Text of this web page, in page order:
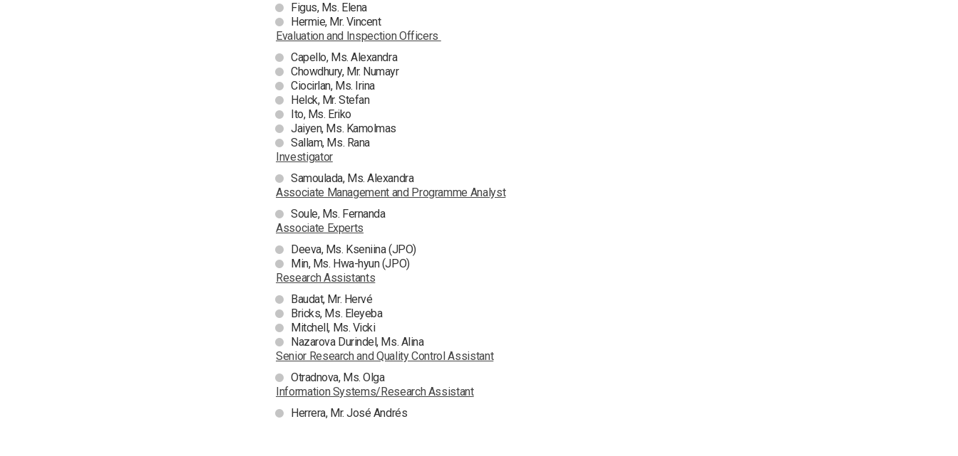
Figus, Ms. Elena
Hermie, Mr. Vincent
Evaluation and Inspection Officers
Capello, Ms. Alexandra
Chowdhury, Mr. Numayr
Ciocirlan, Ms. Irina
Helck, Mr. Stefan
Ito, Ms. Eriko
Jaiyen, Ms. Kamolmas
Sallam, Ms. Rana
Investigator
Samoulada, Ms. Alexandra
Associate Management and Programme Analyst
Soule, Ms. Fernanda
Associate Experts
Deeva, Ms. Kseniina (JPO)
Min, Ms. Hwa-hyun (JPO)
Research Assistants
Baudat, Mr. Hervé
Bricks, Ms. Eleyeba
Mitchell, Ms. Vicki
Nazarova Durindel, Ms. Alina
Senior Research and Quality Control Assistant
Otradnova, Ms. Olga
Information Systems/Research Assistant
Herrera, Mr. José Andrés